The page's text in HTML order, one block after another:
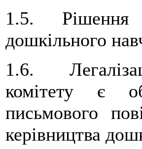
1.5. Рішення
дошкільного
1.6.
комітету є
письмового
керівництва